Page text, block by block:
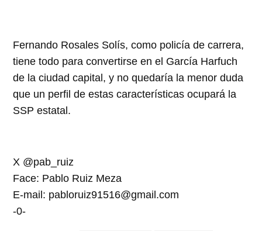
Fernando Rosales Solís, como policía de carrera,
tiene todo para convertirse en el García Harfuch
de la ciudad capital, y no quedaría la menor duda
que un perfil de estas características ocupará la
SSP estatal.
X @pab_ruiz
Face: Pablo Ruiz Meza
E-mail: pabloruiz91516@gmail.com
-0-